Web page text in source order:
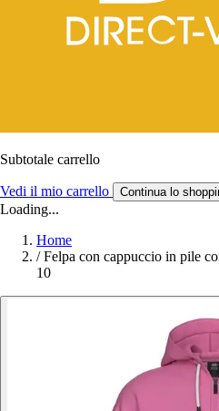
Subtotale carrello
Vedi il mio carrello Continua lo
Loading...
Home
/ Felpa con cappuccio in pile
10